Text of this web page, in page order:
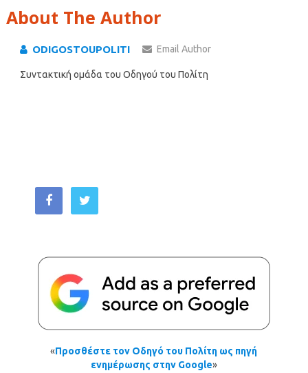
About The Author
ODIGOSTOUPOLITI Email Author
Συντακτική ομάδα του Οδηγού του Πολίτη
«Προσθέστε τον Οδηγό του Πολίτη ως πηγή
ενημέρωσης στην Google»